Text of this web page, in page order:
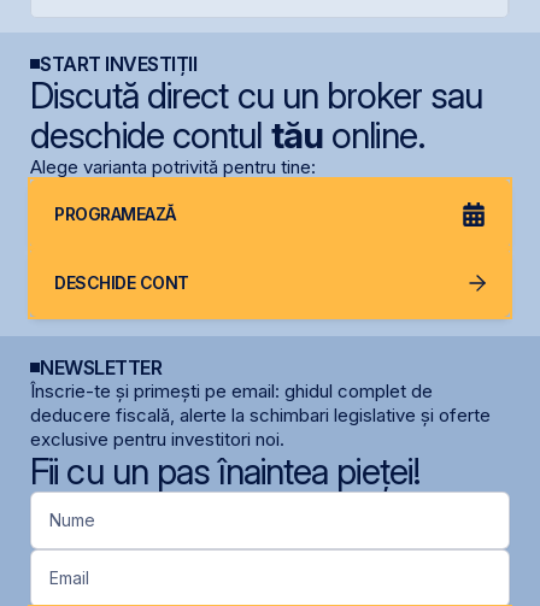
START INVESTIȚII
Discută direct cu un broker sau
deschide contul tăuonline.
Alege varianta potrivită pentru tine:
PROGRAMEAZĂ
DESCHIDE CONT
NEWSLETTER
Înscrie-te și primești pe email: ghidul complet de
deducere fiscală, alerte la schimbari legislative și oferte
exclusive pentru investitori noi.
Fii cu un pas înaintea pieței!
Nume
Email